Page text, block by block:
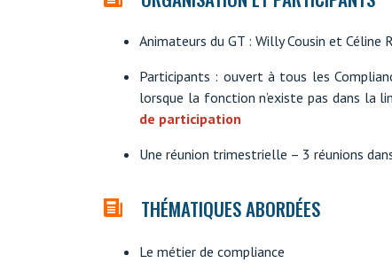
Animateurs du GT : Willy Cousin et Céline
Participants : ouvert à tous les
lorsque la fonction n’existe pas dans la
de participation
Une réunion trimestrielle – 3 réunions
THÉMATIQUES ABORDÉES
Le métier de compliance